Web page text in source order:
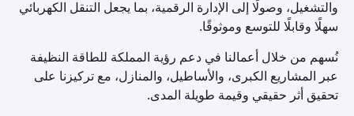
والتشغيل، وصولًا إلى الإدارة الرقمية، بما يجعل التنقل الكهربائي
سهلًا وقابلًا للتوسع وموثوقًا.
نُسهم من خلال أعمالنا في دعم رؤية المملكة للطاقة النظيفة
عبر المشاريع الكبرى، والأساطيل، والمنازل، مع تركيزنا على
تحقيق أثر حقيقي وقيمة طويلة المدى.